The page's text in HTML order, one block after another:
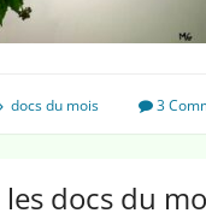
docs du mois 3
les docs du